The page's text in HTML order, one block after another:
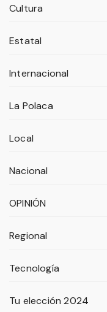
Cultura
Estatal
Internacional
La Polaca
Local
Nacional
OPINIÓN
Regional
Tecnología
Tu elección 2024